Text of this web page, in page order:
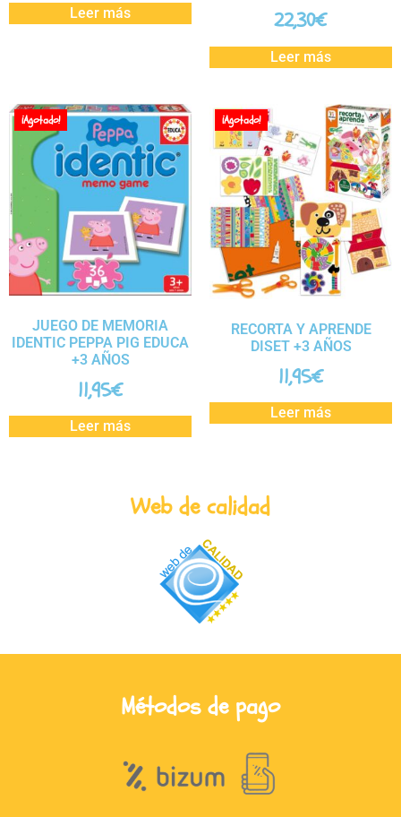
Leer más 22,30€
Leer más
¡Agotado!
JUEGO DE MEMORIA
IDENTIC PEPPA PIG EDUCA
+3 AÑOS
11,95€
Leer más
¡Agotado!
RECORTA Y APRENDE
DISET +3 AÑOS
11,95€
Leer más
Web de calidad
Métodos de pago